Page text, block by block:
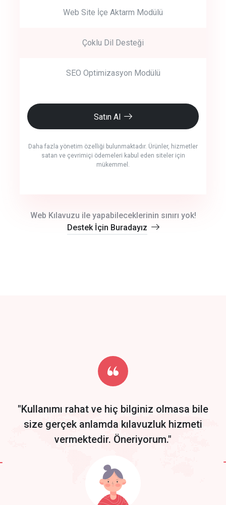
Web Site İçe Aktarm Modülü
Çoklu Dil Desteği
SEO Optimizasyon Modülü
Satın Al
Daha fazla yönetim özelliği bulunmaktadır. Ürünler, hizmetler
satan ve çevrimiçi ödemeleri kabul eden siteler için
mükemmel.
Start by trying our service for 30 days free trial no credit card
required.
Web Kılavuzu ile yapabileceklerinin sınırı yok!
Destek İçin Buradayız
"Kullanımı rahat ve hiç bilginiz olmasa bile
size gerçek anlamda kılavuzluk hizmeti
vermektedir. Öneriyorum."